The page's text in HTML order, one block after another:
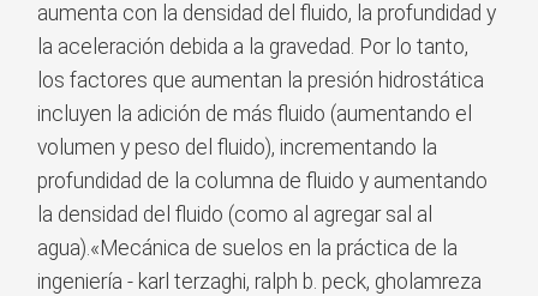
aumenta con la densidad del fluido, la profundidad y
la aceleración debida a la gravedad. Por lo tanto,
los factores que aumentan la presión hidrostática
incluyen la adición de más fluido (aumentando el
volumen y peso del fluido), incrementando la
profundidad de la columna de fluido y aumentando
la densidad del fluido (como al agregar sal al
agua).«Mecánica de suelos en la práctica de la
ingeniería - karl terzaghi, ralph b. peck, gholamreza